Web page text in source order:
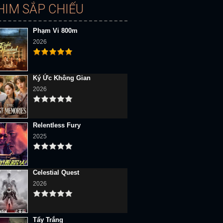
SẮP CHIẾU
Phạm Vi 800m
2026
Ký Ức Không Gian
2026
Relentless Fury
2025
Celestial Quest
2026
Tẩy Trắng